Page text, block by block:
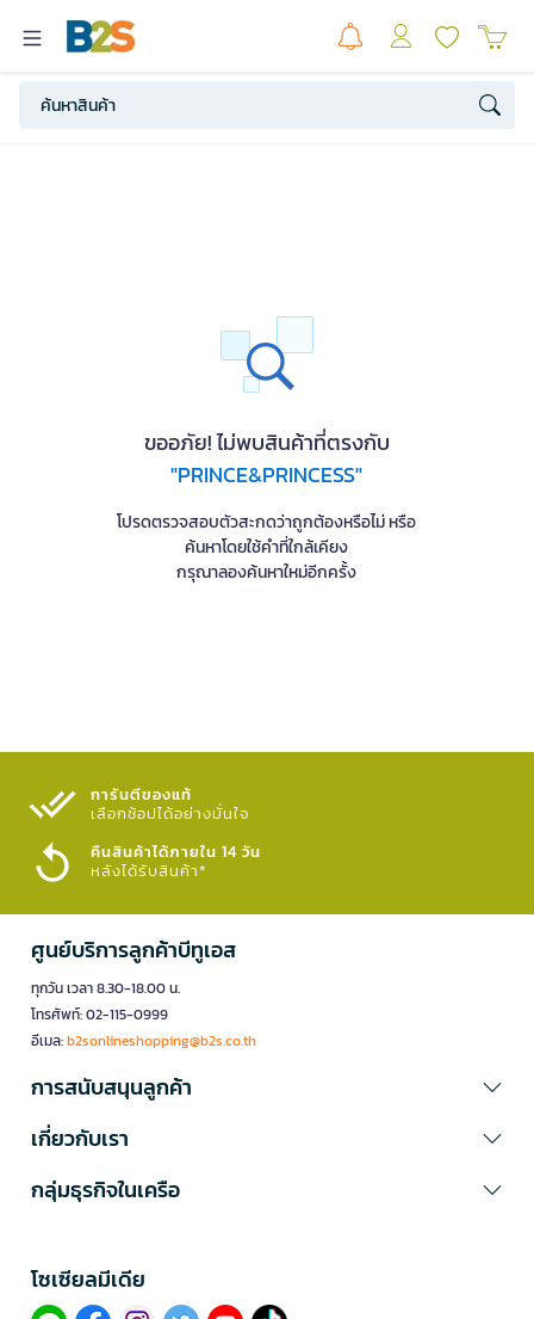
ขออภัย! ไม่พบสินค้าที่ตรงกับ
"PRINCE&PRINCESS"
โปรดตรวจสอบตัวสะกดว่าถูกต้องหรือไม่ หรือ
ค้นหาโดยใช้คำที่ใกล้เคียง
กรุณาลองค้นหาใหม่อีกครั้ง
การันตีของแท้
เลือกช้อปได้อย่างมั่นใจ​
คืนสินค้าได้ภายใน 14 วัน
หลังได้รับสินค้า*
ศูนย์บริการลูกค้าบีทูเอส
ทุกวัน เวลา 8.30-18.00 น.
โทรศัพท์: 02-115-0999
อีเมล:b2sonlineshopping@b2s.co.th
การสนับสนุนลูกค้า
เกี่ยวกับเรา
กลุ่มธุรกิจในเครือ
โซเซียลมีเดีย​